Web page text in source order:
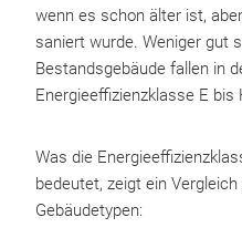
wenn es schon älter ist,
saniert wurde. Weniger gut
Bestandsgebäude fallen in
Energieeffizienzklasse E bis
Was die
bedeutet, zeigt ein
Gebäudetypen: